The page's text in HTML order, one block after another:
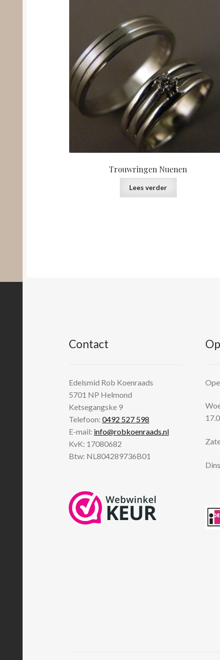
Trouwringen Nuenen
Lees verder
Contact
Edelsmid Rob Koenraads
5701 NP Helmond
Ketsegangske 9
Telefoon:0492 527 598
E-mail: info@robkoenraads.nl
KvK: 17080682
Btw: NL804289736B01